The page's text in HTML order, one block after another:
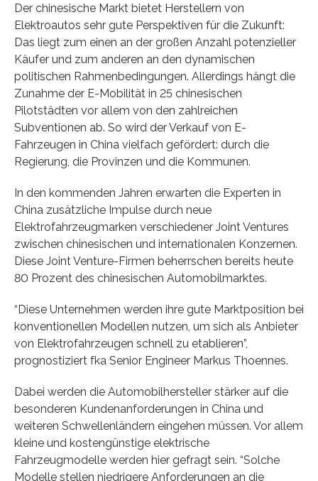
Der chinesische Markt bietet Herstellern von
Elektroautos sehr gute Perspektiven für die Zukunft:
Das liegt zum einen an der großen Anzahl potenzieller
Käufer und zum anderen an den dynamischen
politischen Rahmenbedingungen. Allerdings hängt die
Zunahme der E-Mobilität in 25 chinesischen
Pilotstädten vor allem von den zahlreichen
Subventionen ab. So wird der Verkauf von E-
Fahrzeugen in China vielfach gefördert: durch die
Regierung, die Provinzen und die Kommunen.
In den kommenden Jahren erwarten die Experten in
China zusätzliche Impulse durch neue
Elektrofahrzeugmarken verschiedener Joint Ventures
zwischen chinesischen und internationalen Konzernen.
Diese Joint Venture-Firmen beherrschen bereits heute
80 Prozent des chinesischen Automobilmarktes.
“Diese Unternehmen werden ihre gute Marktposition bei
konventionellen Modellen nutzen, um sich als Anbieter
von Elektrofahrzeugen schnell zu etablieren”,
prognostiziert fka Senior Engineer Markus Thoennes.
Dabei werden die Automobilhersteller stärker auf die
besonderen Kundenanforderungen in China und
weiteren Schwellenländern eingehen müssen. Vor allem
kleine und kostengünstige elektrische
Fahrzeugmodelle werden hier gefragt sein. “Solche
Modelle stellen niedrigere Anforderungen an die